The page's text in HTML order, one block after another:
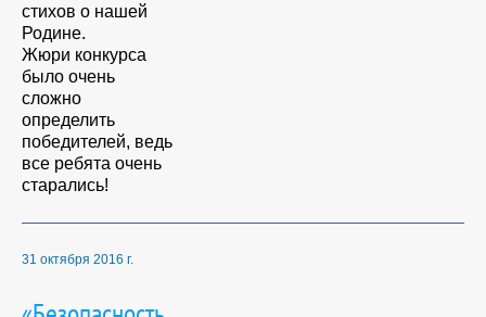
стихов о нашей
Родине.
Жюри конкурса
было очень
сложно
определить
победителей, ведь
все ребята очень
старались!
31 октября 2016 г.